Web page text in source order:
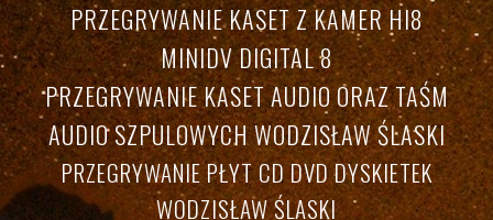
PRZEGRYWANIE KASET Z KAMER HI8
MINIDV DIGITAL 8
PRZEGRYWANIE KASET AUDIO ORAZ TAŚM
AUDIO SZPULOWYCH WODZISŁAW ŚLASKI
PRZEGRYWANIE PŁYT CD DVD DYSKIETEK
WODZISŁAW ŚLASKI